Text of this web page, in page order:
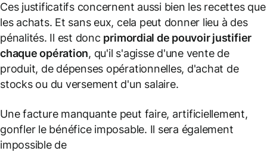
Ces justificatifs concernent aussi bien les recettes que
les achats. Et sans eux, cela peut donner lieu à des
pénalités. Il est donc primordial de pouvoir justifier
chaque opération, qu'il s'agisse d'une vente de
produit, de dépenses opérationnelles, d'achat de
stocks ou du versement d'un salaire.
Une facture manquante peut faire, artificiellement,
gonfler le bénéfice imposable. Il sera également
impossible de